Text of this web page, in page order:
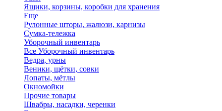
Ящики, корзины, коробки для хранения
Еще
Рулонные шторы, жалюзи, карнизы
Сумка-тележка
Уборочный инвентарь
Все Уборочный инвентарь
Ведра, урны
Веники, щётки, совки
Лопаты, мётлы
Окномойки
Прочие товары
Швабры, насадки, черенки